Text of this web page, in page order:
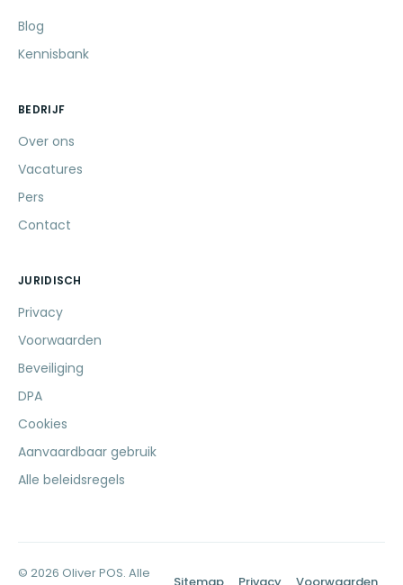
Blog
Kennisbank
BEDRIJF
Over ons
Vacatures
Pers
Contact
JURIDISCH
Privacy
Voorwaarden
Beveiliging
DPA
Cookies
Aanvaardbaar gebruik
Alle beleidsregels
© 2026 Oliver POS. Alle